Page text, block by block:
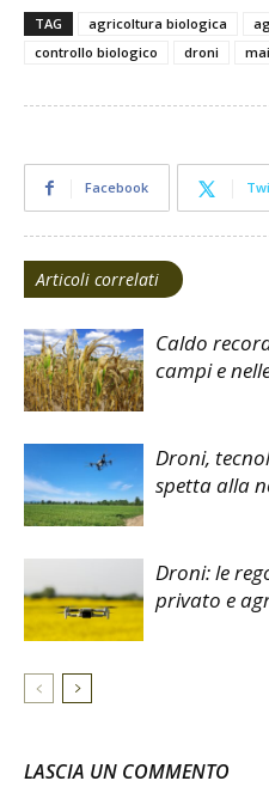
TAG agricoltura biologica
controllo biologico
droni
Facebook
Articoli correlati
Caldo
campi e
Droni,
spetta alla
Droni: le
privato e
LASCIA UN COMMENTO